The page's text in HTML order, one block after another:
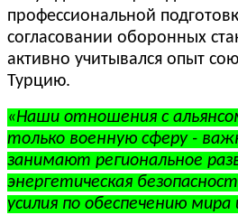
профессиональной
согласовании оборонных
активно учитывался опыт
Турцию.
«Наши отношения с
только военную сферу -
занимают региональное
энергетическая
усилия по обеспечению